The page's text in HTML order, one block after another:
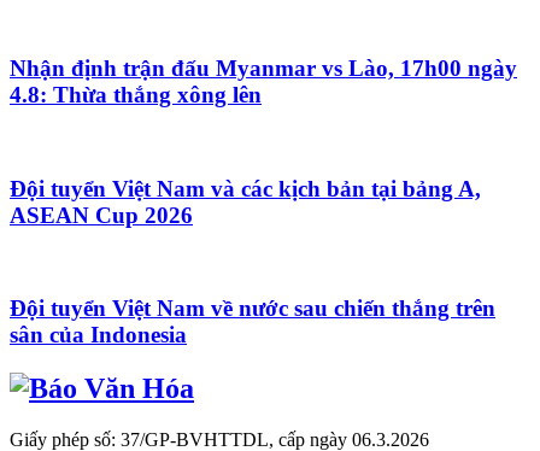
Nhận định trận đấu Myanmar vs Lào, 17h00 ngày
4.8: Thừa thắng xông lên
Đội tuyển Việt Nam và các kịch bản tại bảng A,
ASEAN Cup 2026
Đội tuyển Việt Nam về nước sau chiến thắng trên
sân của Indonesia
Giấy phép số: 37/GP-BVHTTDL, cấp ngày 06.3.2026